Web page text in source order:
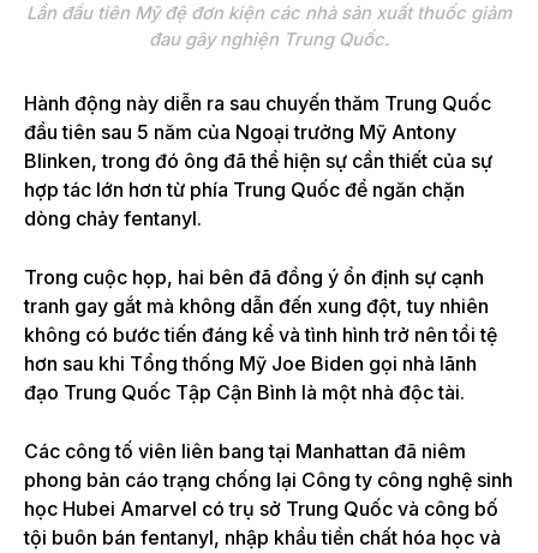
Lần đầu tiên Mỹ đệ đơn kiện các nhà sản xuất thuốc giảm
đau gây nghiện Trung Quốc.
Hành động này diễn ra sau chuyến thăm Trung Quốc
đầu tiên sau 5 năm của Ngoại trưởng Mỹ Antony
Blinken, trong đó ông đã thể hiện sự cần thiết của sự
hợp tác lớn hơn từ phía Trung Quốc để ngăn chặn
dòng chảy fentanyl.
Trong cuộc họp, hai bên đã đồng ý ổn định sự cạnh
tranh gay gắt mà không dẫn đến xung đột, tuy nhiên
không có bước tiến đáng kể và tình hình trở nên tồi tệ
hơn sau khi Tổng thống Mỹ Joe Biden gọi nhà lãnh
đạo Trung Quốc Tập Cận Bình là một nhà độc tài.
Các công tố viên liên bang tại Manhattan đã niêm
phong bản cáo trạng chống lại Công ty công nghệ sinh
học Hubei Amarvel có trụ sở Trung Quốc và công bố
tội buôn bán fentanyl, nhập khẩu tiền chất hóa học và